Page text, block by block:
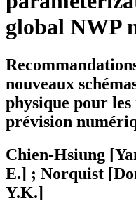
global NWP
nouveaux
physique pour les
prévision
Chien-Hsiung
E.] ; Norquist
Y.K.]